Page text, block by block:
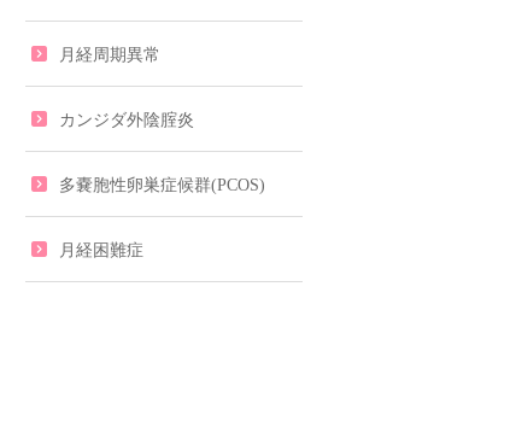
月経周期異常
カンジダ外陰腟炎
多嚢胞性卵巣症候群(PCOS)
月経困難症